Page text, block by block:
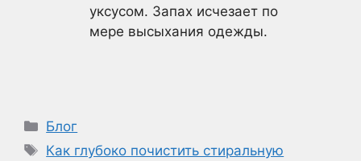
уксусом. Запах исчезает по
мере высыхания одежды.
Рубрики
Блог
Метки
Как глубоко почистить стиральную